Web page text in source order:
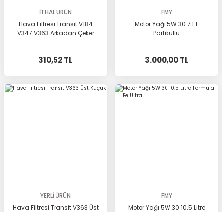
İTHAL ÜRÜN
Hava Filtresi Transit V184
V347 V363 Arkadan Çeker
310,52 TL
FMY
Motor Yağı 5W 30 7 LT
Partiküllü
3.000,00 TL
YERLİ ÜRÜN
Hava Filtresi Transit V363 Üst
FMY
Motor Yağı 5W 30 10.5 Litre